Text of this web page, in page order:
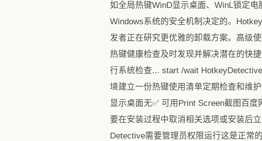
如全局热键WinD显示桌面、WinL锁定
Windows系统的安全机制决定的。
发者正在研究更优雅的卸载方案。高级
热键健康检查及时发现并解决潜在的快
行系统检查... start /wait
境建立一份热键使用清单定期检查和维
显示桌面无✅ 可用Print Screen截图百
要在安装过程中取消相关选项或安装后
Detective需要管理员权限运行这是正常